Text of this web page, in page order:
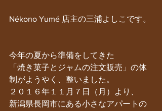
Nékono Yumé 店主の三浦よしこです。
今年の夏から準備をしてきた
「焼き菓子とジャムの注文販売」の体
制がようやく、整いました。
２０１６年１１月７日（月）より、
新潟県長岡市にある小さなアパートの